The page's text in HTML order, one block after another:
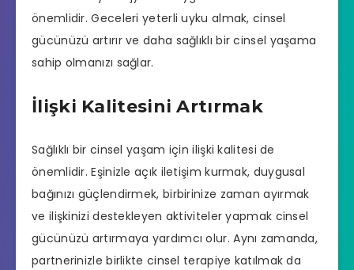
önemlidir. Geceleri yeterli uyku almak, cinsel
gücünüzü artırır ve daha sağlıklı bir cinsel yaşama
sahip olmanızı sağlar.
İlişki Kalitesini Artırmak
Sağlıklı bir cinsel yaşam için ilişki kalitesi de
önemlidir. Eşinizle açık iletişim kurmak, duygusal
bağınızı güçlendirmek, birbirinize zaman ayırmak
ve ilişkinizi destekleyen aktiviteler yapmak cinsel
gücünüzü artırmaya yardımcı olur. Aynı zamanda,
partnerinizle birlikte cinsel terapiye katılmak da